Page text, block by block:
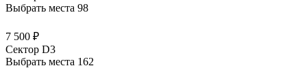
Выбрать места 98
7 500 ₽
Сектор D3
Выбрать места 162